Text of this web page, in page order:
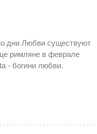
дни Любви существуют
римляне в феврале
- богини любви.